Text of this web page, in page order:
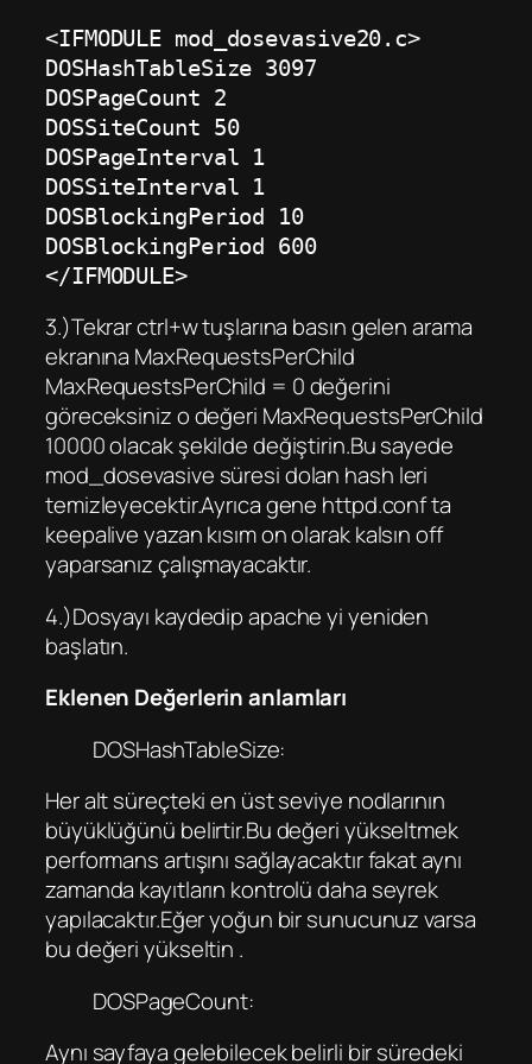
<IFMODULE mod_dosevasive20.c>
DOSHashTableSize 3097
DOSPageCount 2
DOSSiteCount 50
DOSPageInterval 1
DOSSiteInterval 1
DOSBlockingPeriod 10
DOSBlockingPeriod 600
</IFMODULE>
3.)Tekrar ctrl+w tuşlarına basın gelen arama
ekranına MaxRequestsPerChild
MaxRequestsPerChild = 0 değerini
göreceksiniz o değeri MaxRequestsPerChild
10000 olacak şekilde değiştirin.Bu sayede
mod_dosevasive süresi dolan hash leri
temizleyecektir.Ayrıca gene httpd.conf ta
keepalive yazan kısım on olarak kalsın off
yaparsanız çalışmayacaktır.
4.)Dosyayı kaydedip apache yi yeniden
başlatın.
Eklenen Değerlerin anlamları
DOSHashTableSize:
Her alt süreçteki en üst seviye nodlarının
büyüklüğünü belirtir.Bu değeri yükseltmek
performans artışını sağlayacaktır fakat aynı
zamanda kayıtların kontrolü daha seyrek
yapılacaktır.Eğer yoğun bir sunucunuz varsa
bu değeri yükseltin .
DOSPageCount:
Aynı sayfaya gelebilecek belirli bir süredeki